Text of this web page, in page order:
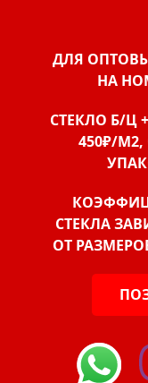
ДЛЯ
НА
СТЕКЛО Б/Ц
450₽/
СТЕКЛА
ОТ